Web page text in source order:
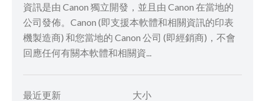
資訊是由 Canon 獨立開發，並且由 Canon 在當地的
公司發佈。Canon (即支援本軟體和相關資訊的印表
機製造商) 和您當地的 Canon 公司 (即經銷商)，不會
回應任何有關本軟體和相關資...
最近更新
大小